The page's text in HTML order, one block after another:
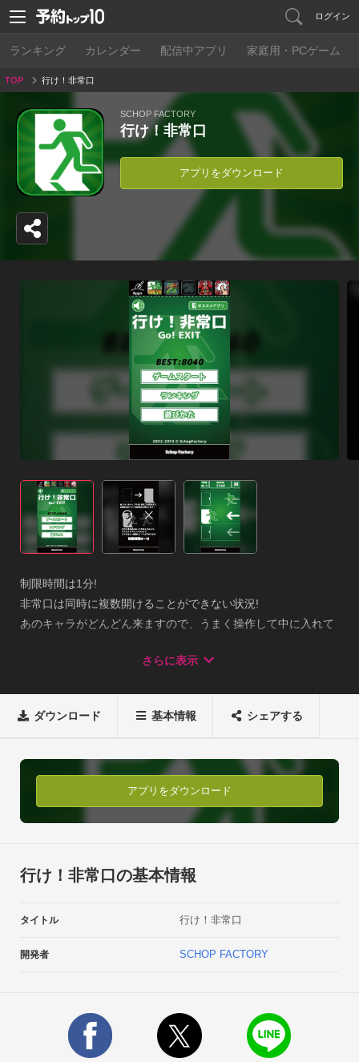
ログイン
ランキング カレンダー 配信中アプリ 家庭用・PCゲーム
TOP 行け！非常口
SCHOP FACTORY
行け！非常口
アプリをダウンロード
制限時間は1分!
非常口は同時に複数開けることができない状況!
あのキャラがどんどん来ますので、うまく操作して中に入れて
・各フロアをタップすると非常口が開きます 右から左に向かっ
さらに表示
ダウンロード 基本情報 シェアする
アプリをダウンロード
行け！非常口の基本情報
タイトル 行け！非常口
開発者 SCHOP FACTORY